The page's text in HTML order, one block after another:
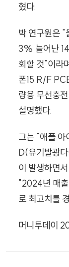
혔다.
박 연구원은 "
3% 늘어난
회할 것"이라
폰15 R/F
량용 무선충
설명했다.
그는 "애플
D(유기발광
이 발생하면
"2024년 매
로 최고치를
머니투데이